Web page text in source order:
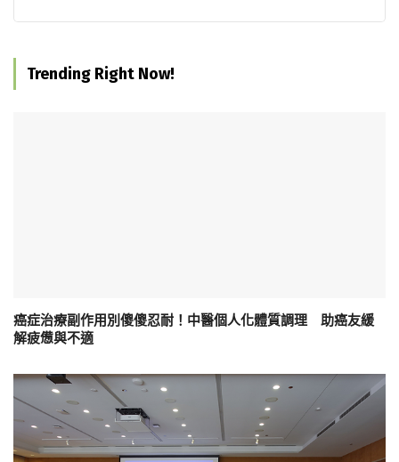
Trending Right Now!
癌症治療副作用別傻傻忍耐！中醫個人化體質調理 助癌友緩
解疲憊與不適